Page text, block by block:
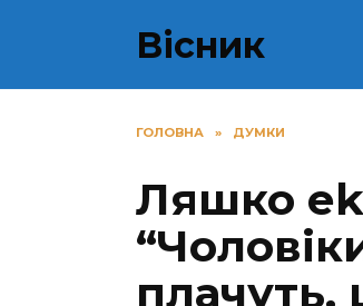
Вісник
ГОЛОВНА » ДУМКИ
Ляшко
плачуть,